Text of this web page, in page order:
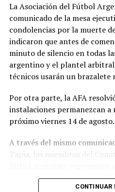
La Asociación del Fútbol
comunicado de la mesa
condolencias por la muerte
indicaron que antes de
minuto de silencio en todas
argentino y el plantel
técnicos usarán un brazalete
Por otra parte, la AFA
instalaciones permanezcan a
próximo viernes 14 de agosto.
A través del mismo
Tapia, los miembros del
acompañamiento a Lionel
familiares y seres queridos.
CONTINUAR